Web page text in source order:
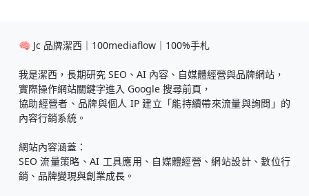
🧠 Jc 品牌潔西｜100mediaflow｜100%手札
我是潔西，長期研究 SEO、AI 內容、自媒體經營與品牌網站，
實際操作網站關鍵字進入 Google 搜尋前頁，
協助經營者、品牌與個人 IP 建立「能持續帶來流量與詢問」的
內容行銷系統。
網站內容涵蓋：
SEO 流量策略、AI 工具應用、自媒體經營、網站設計、數位行
銷、品牌變現與創業成長。